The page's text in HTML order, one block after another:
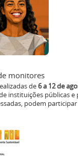
monitores
de6 a 12 de
instituições públicas e
podem participar